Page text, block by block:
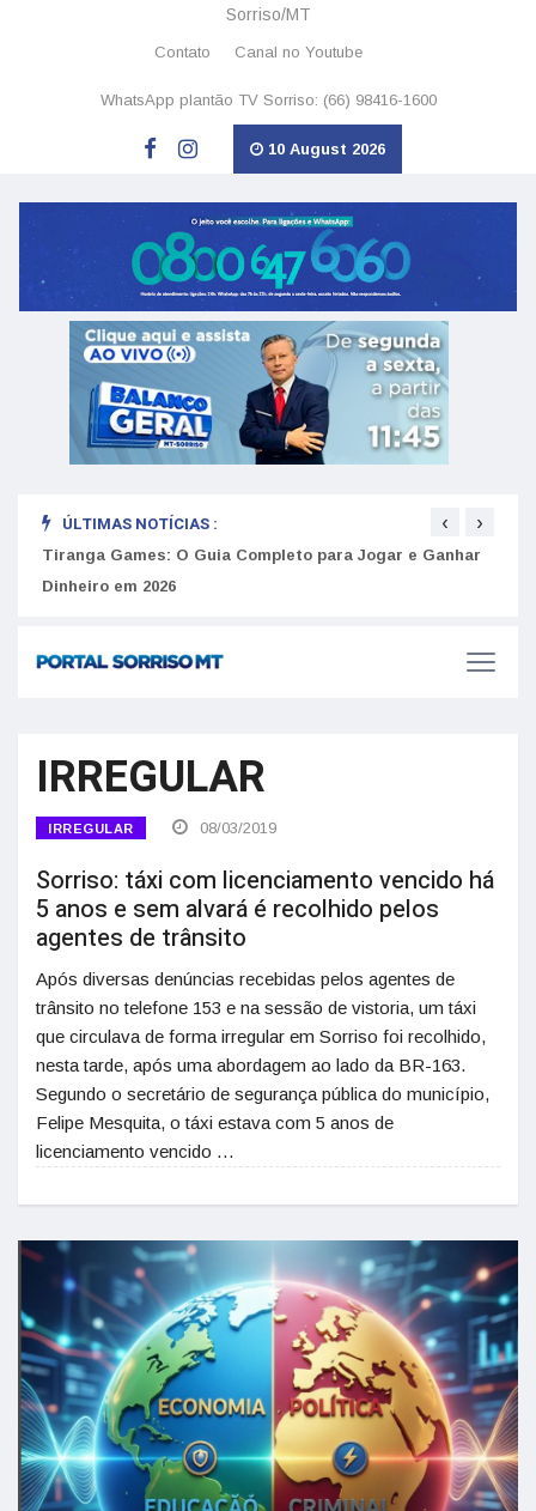
Sorriso/MT
Contato Canal no Youtube
WhatsApp plantão TV Sorriso: (66) 98416-1600
10 August 2026
ÚLTIMAS NOTÍCIAS :
Tiranga Games: O Guia Completo para Jogar e Ganhar
Dinheiro em 2026
‹ ›
IRREGULAR
IRREGULAR 08/03/2019
Sorriso: táxi com licenciamento vencido há
5 anos e sem alvará é recolhido pelos
agentes de trânsito
Após diversas denúncias recebidas pelos agentes de
trânsito no telefone 153 e na sessão de vistoria, um táxi
que circulava de forma irregular em Sorriso foi recolhido,
nesta tarde, após uma abordagem ao lado da BR-163.
Segundo o secretário de segurança pública do município,
Felipe Mesquita, o táxi estava com 5 anos de
licenciamento vencido …